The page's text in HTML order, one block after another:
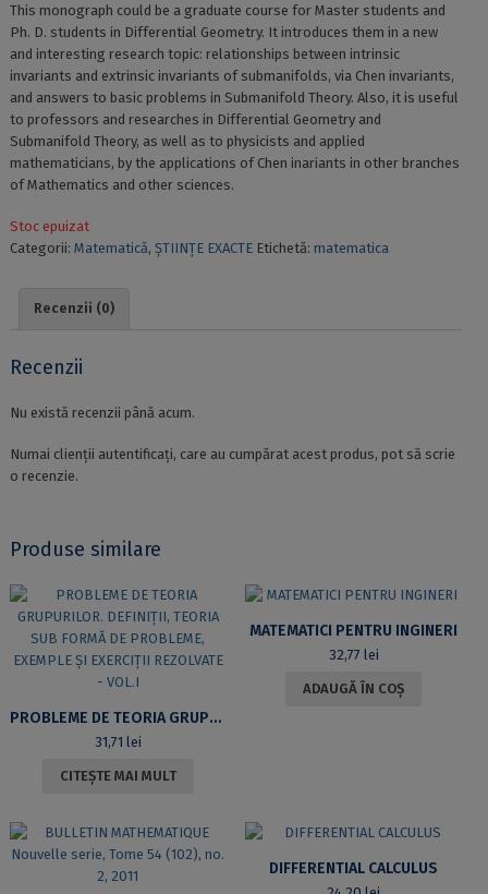
This monograph could be a graduate course for Master students and
Ph. D. students in Differential Geometry. It introduces them in a new
and interesting research topic: relationships between intrinsic
invariants and extrinsic invariants of submanifolds, via Chen invariants,
and answers to basic problems in Submanifold Theory. Also, it is useful
to professors and researches in Differential Geometry and
Submanifold Theory, as well as to physicists and applied
mathematicians, by the applications of Chen inariants in other branches
of Mathematics and other sciences.
Stoc epuizat
Categorii: Matematică, ȘTIINȚE EXACTE Etichetă: matematica
Recenzii (0)
Recenzii
Nu există recenzii până acum.
Numai clienții autentificați, care au cumpărat acest produs, pot să scrie
o recenzie.
Produse similare
PROBLEME DE TEORIA GRUPURILOR. DEFINIȚII, TEORIA SUB FORMĂ DE PROBLEME, EXEMPLE ȘI EXERCIȚII REZOLVATE – VOL.I
31,71 lei
CITEȘTE MAI MULT
MATEMATICI PENTRU INGINERI
32,77 lei
ADAUGĂ ÎN COȘ
DIFFERENTIAL CALCULUS